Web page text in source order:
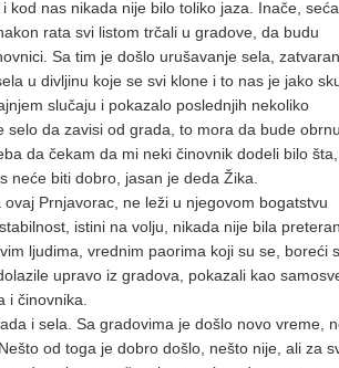
kod nas nikada nije bilo toliko jaza. Inače,
rata svi listom trčali u gradove, da budu
Sa tim je došlo urušavanje sela,
u divljinu koje se svi klone i to nas je jako
slučaju i pokazalo poslednjih nekoliko
selo da zavisi od grada, to mora da bude
da čekam da mi neki činovnik dodeli bilo šta,
neće biti dobro, jasan je deda Žika.
Prnjavorac, ne leži u njegovom bogatstvu
istini na volju, nikada nije bila
ljudima, vrednim paorima koji su se, boreći
upravo iz gradova, pokazali kao
i činovnika.
i sela. Sa gradovima je došlo novo vreme,
od toga je dobro došlo, nešto nije, ali za